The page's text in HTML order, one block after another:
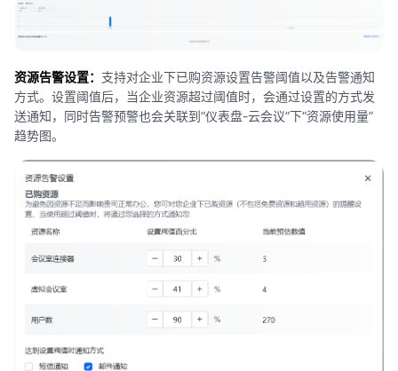
资源告警设置： 支持对企业下已购资源设置告警阈值以及告警通知
方式。设置阈值后，当企业资源超过阈值时，会通过设置的方式发
送通知，同时告警预警也会关联到“仪表盘-云会议”下“资源使用量”
趋势图。